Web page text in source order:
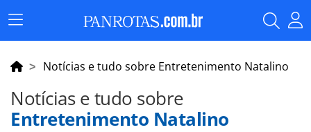
Menu
Principal
Notícias e tudo sobre Entretenimento Natalino
Notícias e tudo sobre
Entretenimento Natalino